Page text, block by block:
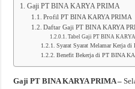
Gaji PT BINA KARYA PRIMA
Profil PT BINA KARYA PRIMA
Daftar Gaji PT BINA KARYA
Tabel Gaji PT BINA
Syarat Syarat Melamar Kerja
Benefit Bekerja di PT BINA
Gaji PT BINA KARYA PRIMA –